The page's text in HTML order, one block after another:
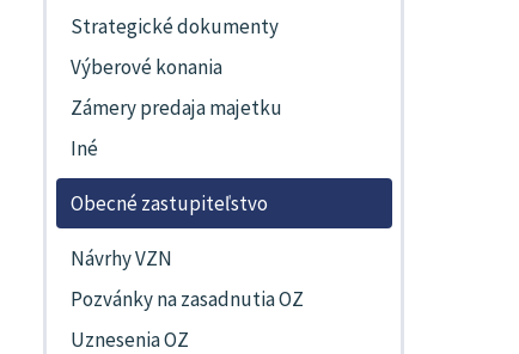
Strategické dokumenty
Výberové konania
Zámery predaja majetku
Iné
Obecné zastupiteľstvo
Návrhy VZN
Pozvánky na zasadnutia OZ
Uznesenia OZ